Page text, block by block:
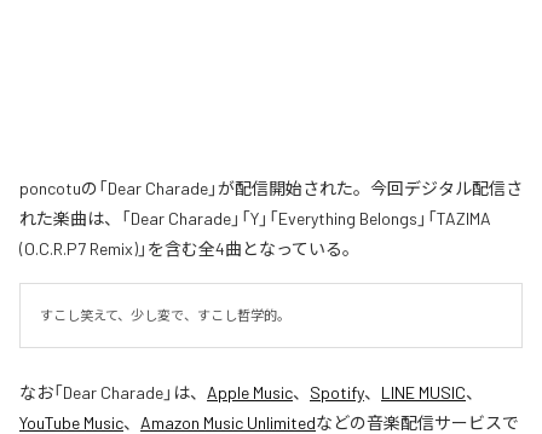
poncotuの「Dear Charade」が配信開始された。今回デジタル配信さ
れた楽曲は、「Dear Charade」「Y」「Everything Belongs」「TAZIMA
(O.C.R.P7 Remix)」を含む全4曲となっている。
すこし笑えて、少し変で、すこし哲学的。
なお「Dear Charade」は、 Apple Music、 Spotify、 LINE MUSIC、
YouTube Music、 Amazon Music Unlimitedなどの音楽配信サービスで